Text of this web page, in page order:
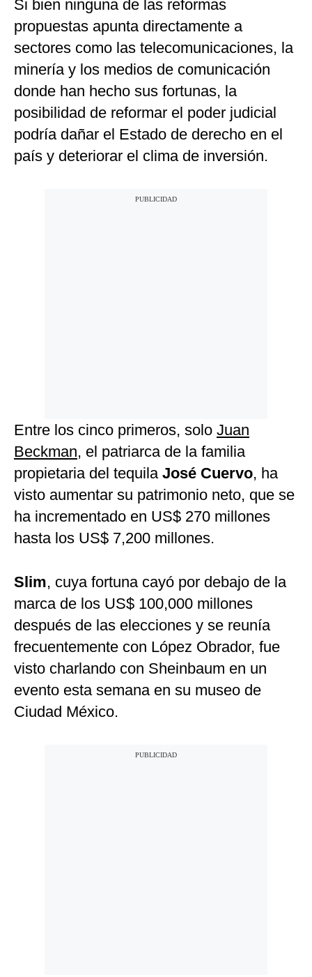
Si bien ninguna de las reformas
propuestas apunta directamente a
sectores como las telecomunicaciones, la
minería y los medios de comunicación
donde han hecho sus fortunas, la
posibilidad de reformar el poder judicial
podría dañar el Estado de derecho en el
país y deteriorar el clima de inversión.
Entre los cinco primeros, solo Juan
Beckman, el patriarca de la familia
propietaria del tequila José Cuervo, ha
visto aumentar su patrimonio neto, que se
ha incrementado en US$ 270 millones
hasta los US$ 7,200 millones.
Slim, cuya fortuna cayó por debajo de la
marca de los US$ 100,000 millones
después de las elecciones y se reunía
frecuentemente con López Obrador, fue
visto charlando con Sheinbaum en un
evento esta semana en su museo de
Ciudad México.